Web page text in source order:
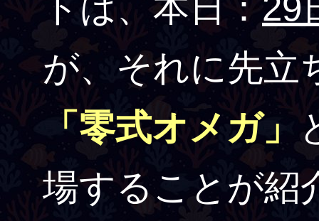
が、それに先立
「零式オメガ」
場することが紹